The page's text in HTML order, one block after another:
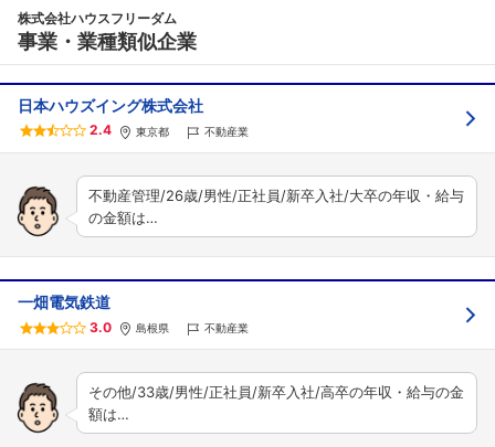
株式会社ハウスフリーダム
事業・業種類似企業
日本ハウズイング株式会社
2.4 東京都 不動産業
不動産管理/26歳/男性/正社員/新卒入社/大卒の年収・給与
の金額は…
一畑電気鉄道
3.0 島根県 不動産業
その他/33歳/男性/正社員/新卒入社/高卒の年収・給与の金
額は…